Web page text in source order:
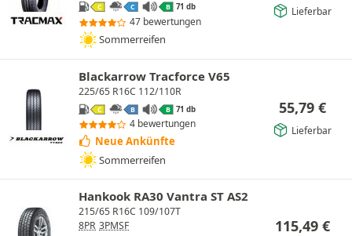
C C B 71 db
47 bewertungen
Sommerreifen
Lieferbar
Blackarrow Tracforce V65
225/65 R16C 112/110R
C B B 71 db
4 bewertungen
Neue Ankünfte
Sommerreifen
55,79 €
Lieferbar
Hankook RA30 Vantra ST AS2
215/65 R16C 109/107T
8PR 3PMSF 115,49 €